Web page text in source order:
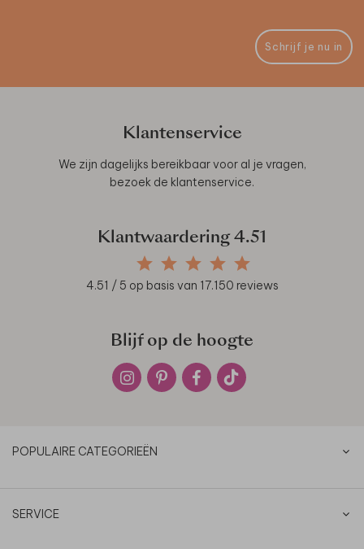
Schrijf je nu in
Klantenservice
We zijn dagelijks bereikbaar voor al je vragen,
bezoek de klantenservice.
Klantwaardering 4.51
4.51 / 5 op basis van 17.150 reviews
Blijf op de hoogte
POPULAIRE CATEGORIEËN
SERVICE